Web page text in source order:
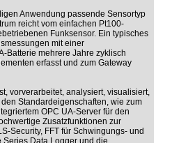
Anwendung passende Sensortyp
reicht vom einfachen Pt100-
Funksensor. Ein typisches
mit einer
Batterie mehrere Jahre zyklisch
erfasst und zum Gateway
vorverarbeitet, analysiert, visualisiert,
Standardeigenschaften, wie zum
OPC UA-Server für den
Zusatzfunktionen zur
Security, FFT für Schwingungs- und
Series Data Logger und die